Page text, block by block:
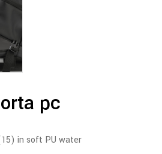
pc
in soft PU water